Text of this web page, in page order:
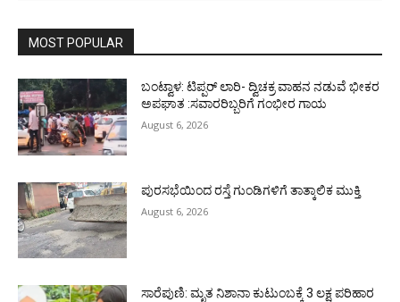
MOST POPULAR
ಬಂಟ್ವಾಳ: ಟಿಪ್ಪರ್ ಲಾರಿ- ದ್ವಿಚಕ್ರ ವಾಹನ ನಡುವೆ ಭೀಕರ
ಅಪಘಾತ :ಸವಾರರಿಬ್ಬರಿಗೆ ಗಂಭೀರ ಗಾಯ
August 6, 2026
ಪುರಸಭೆಯಿಂದ ರಸ್ತೆ ಗುಂಡಿಗಳಿಗೆ ತಾತ್ಕಾಲಿಕ ಮುಕ್ತಿ
August 6, 2026
ಸಾರೆಪುಣಿ: ಮೃತ ನಿಶಾನಾ ಕುಟುಂಬಕ್ಕೆ 3 ಲಕ್ಷ ಪರಿಹಾರ